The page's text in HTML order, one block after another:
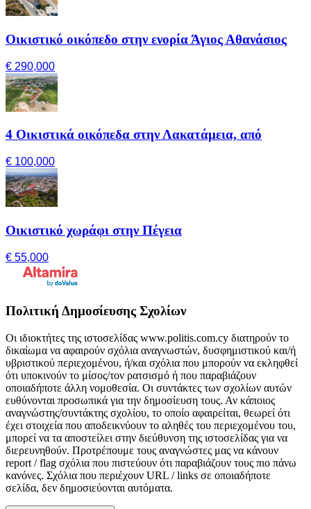
Οικιστικό οικόπεδο στην ενορία Άγιος Αθανάσιος
€ 290,000
4 Οικιστικά οικόπεδα στην Λακατάμεια, από
€ 100,000
Οικιστικό χωράφι στην Πέγεια
€ 55,000
Πολιτική Δημοσίευσης Σχολίων
Οι ιδιοκτήτες της ιστοσελίδας www.politis.com.cy διατηρούν το
δικαίωμα να αφαιρούν σχόλια αναγνωστών, δυσφημιστικού και/ή
υβριστικού περιεχομένου, ή/και σχόλια που μπορούν να εκληφθεί
ότι υποκινούν το μίσος/τον ρατσισμό ή που παραβιάζουν
οποιαδήποτε άλλη νομοθεσία. Οι συντάκτες των σχολίων αυτών
ευθύνονται προσωπικά για την δημοσίευση τους. Αν κάποιος
αναγνώστης/συντάκτης σχολίου, το οποίο αφαιρείται, θεωρεί ότι
έχει στοιχεία που αποδεικνύουν το αληθές του περιεχομένου του,
μπορεί να τα αποστείλει στην διεύθυνση της ιστοσελίδας για να
διερευνηθούν. Προτρέπουμε τους αναγνώστες μας να κάνουν
report / flag σχόλια που πιστεύουν ότι παραβιάζουν τους πιο πάνω
κανόνες. Σχόλια που περιέχουν URL / links σε οποιαδήποτε
σελίδα, δεν δημοσιεύονται αυτόματα.